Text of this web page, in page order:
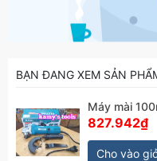
BẠN ĐANG XEM SẢN
Máy mài
827.942₫
Cho vào